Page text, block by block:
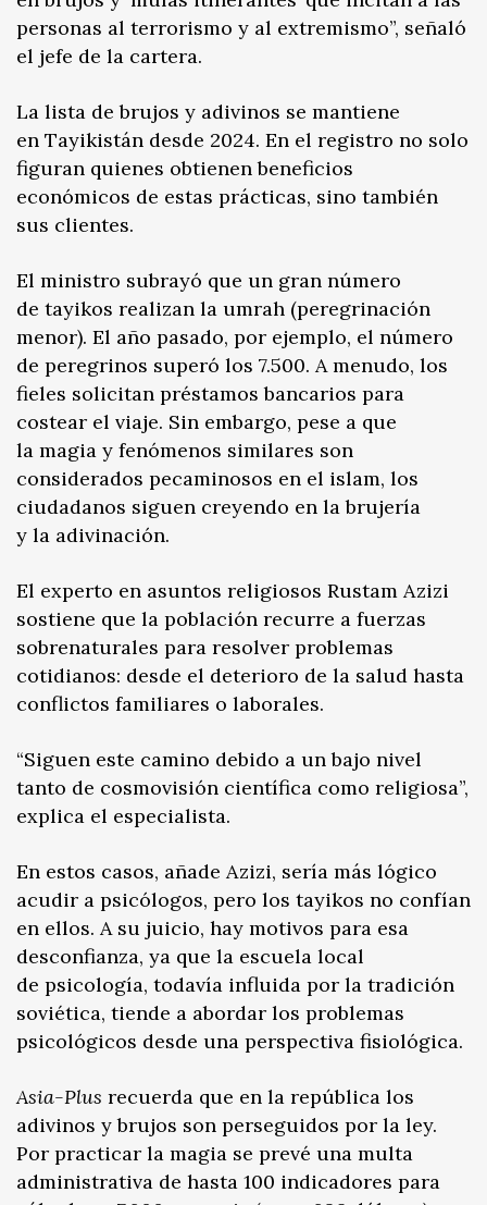
personas al terrorismo y al extremismo”, señaló
el jefe de la cartera.
La lista de brujos y adivinos se mantiene
en Tayikistán desde 2024. En el registro no solo
figuran quienes obtienen beneficios
económicos de estas prácticas, sino también
sus clientes.
El ministro subrayó que un gran número
de tayikos realizan la umrah (peregrinación
menor). El año pasado, por ejemplo, el número
de peregrinos superó los 7.500. A menudo, los
fieles solicitan préstamos bancarios para
costear el viaje. Sin embargo, pese a que
la magia y fenómenos similares son
considerados pecaminosos en el islam, los
ciudadanos siguen creyendo en la brujería
y la adivinación.
El experto en asuntos religiosos Rustam Azizi
sostiene que la población recurre a fuerzas
sobrenaturales para resolver problemas
cotidianos: desde el deterioro de la salud hasta
conflictos familiares o laborales.
“Siguen este camino debido a un bajo nivel
tanto de cosmovisión científica como religiosa”,
explica el especialista.
En estos casos, añade Azizi, sería más lógico
acudir a psicólogos, pero los tayikos no confían
en ellos. A su juicio, hay motivos para esa
desconfianza, ya que la escuela local
de psicología, todavía influida por la tradición
soviética, tiende a abordar los problemas
psicológicos desde una perspectiva fisiológica.
Asia-Plus recuerda que en la república los
adivinos y brujos son perseguidos por la ley.
Por practicar la magia se prevé una multa
administrativa de hasta 100 indicadores para